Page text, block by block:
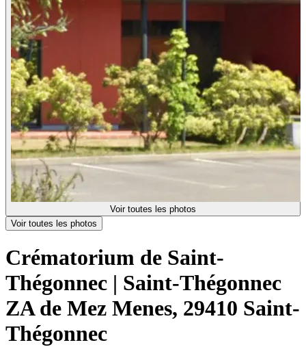
Voir toutes les photos
Voir toutes les photos
Crématorium de Saint-
Thégonnec | Saint-Thégonnec
ZA de Mez Menes, 29410 Saint-
Thégonnec